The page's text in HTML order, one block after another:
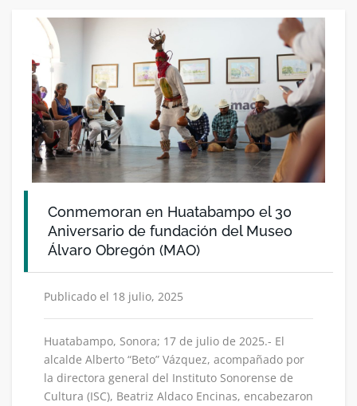
Conmemoran en Huatabampo el 30
Aniversario de fundación del Museo
Álvaro Obregón (MAO)
Publicado el 18 julio, 2025
Huatabampo, Sonora; 17 de julio de 2025.- El
alcalde Alberto “Beto” Vázquez, acompañado por
la directora general del Instituto Sonorense de
Cultura (ISC), Beatriz Aldaco Encinas, encabezaron